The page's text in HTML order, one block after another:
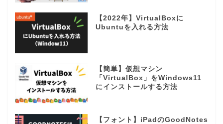
【2022年】VirtualBoxに
Ubuntuを入れる方法
【簡単】仮想マシン
「VirtualBox」をWindows11
にインストールする方法
【フォント】iPadのGoodNotes